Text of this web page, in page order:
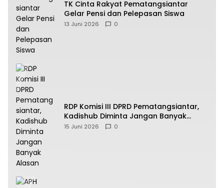
TK Cinta Rakyat Pematangsiantar
Gelar Pensi dan Pelepasan Siswa
13 Juni 2026 0
RDP Komisi III DPRD Pematangsiantar,
Kadishub Diminta Jangan Banyak
Alasan
15 Juni 2026 0